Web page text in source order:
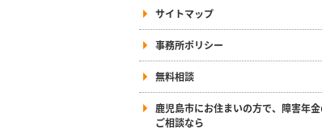
サイトマップ
事務所ポリシー
無料相談
鹿児島市にお住まいの方で、障害年金
ご相談なら